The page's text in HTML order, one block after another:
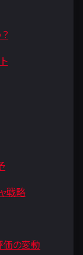
戦略
価の変動